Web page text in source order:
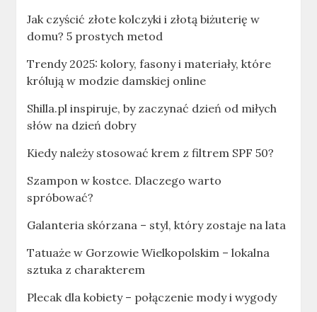
Jak czyścić złote kolczyki i złotą biżuterię w
domu? 5 prostych metod
Trendy 2025: kolory, fasony i materiały, które
królują w modzie damskiej online
Shilla.pl inspiruje, by zaczynać dzień od miłych
słów na dzień dobry
Kiedy należy stosować krem z filtrem SPF 50?
Szampon w kostce. Dlaczego warto
spróbować?
Galanteria skórzana – styl, który zostaje na lata
Tatuaże w Gorzowie Wielkopolskim – lokalna
sztuka z charakterem
Plecak dla kobiety – połączenie mody i wygody